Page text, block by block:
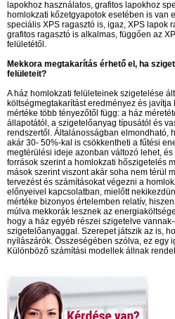
lapokhoz használatos, grafitos lapokhoz
homlokzati kőzetgyapotok esetében is van
speciális XPS ragasztó is, igaz, XPS lapok
grafitos ragasztó is alkalmas, függően az
felületétől.
Mekkora megtakarítás érhető el, ha
felületeit?
A ház homlokzati felületeinek szigetelése
költségmegtakarítást eredményez és javítja
mértéke több tényezőtől függ: a ház
állapotától, a szigetelőanyag típusától és
rendszertől. Általánosságban elmondható,
akár 30- 50%-kal is csökkentheti a fűtési
megtérülési ideje azonban változó lehet,
források szerint a homlokzati hőszigetelés
mások szerint viszont akár soha nem térül
tervezést és számításokat végezni a
előnyeivel kapcsolatban, mielőtt
mértéke bizonyos értelemben relatív,
múlva mekkorák lesznek az
hogy a ház egyéb részei szigetelve
szigetelőanyaggal. Szerepet játszik az is,
nyílászárók. Összeségében szólva, ez egy
Különböző számítási modellek állnak